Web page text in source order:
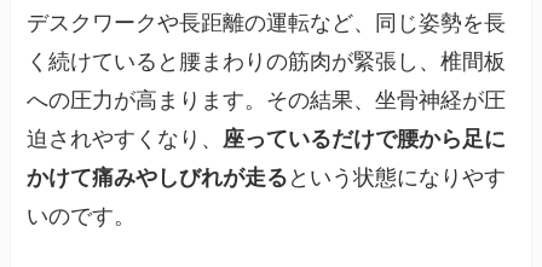
デスクワークや長距離の運転など、同じ姿勢を長
く続けていると腰まわりの筋肉が緊張し、椎間板
への圧力が高まります。その結果、坐骨神経が圧
迫されやすくなり、 座っているだけで腰から足に
かけて痛みやしびれが走る という状態になりやす
いのです。